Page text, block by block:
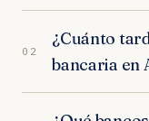
Andújar
trabajamos
provisión de
02
¿Cuánto
bancaria en